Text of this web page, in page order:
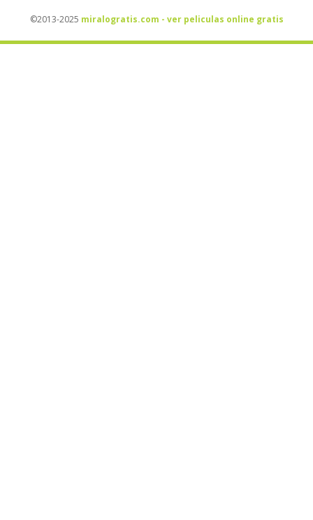
©2013-2025 miralogratis.com - ver peliculas online gratis